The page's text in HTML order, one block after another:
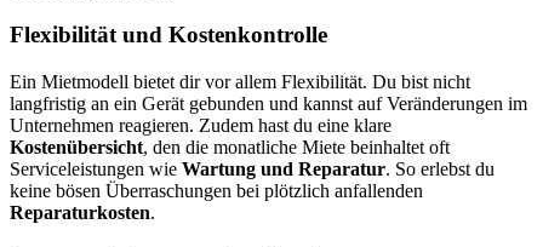
Flexibilität und Kostenkontrolle
Ein Mietmodell bietet dir vor allem Flexibilität. Du bist nicht
langfristig an ein Gerät gebunden und kannst auf Veränderungen im
Unternehmen reagieren. Zudem hast du eine klare
Kostenübersicht, den die monatliche Miete beinhaltet oft
Serviceleistungen wie Wartung und Reparatur. So erlebst du
keine bösen Überraschungen bei plötzlich anfallenden
Reparaturkosten.